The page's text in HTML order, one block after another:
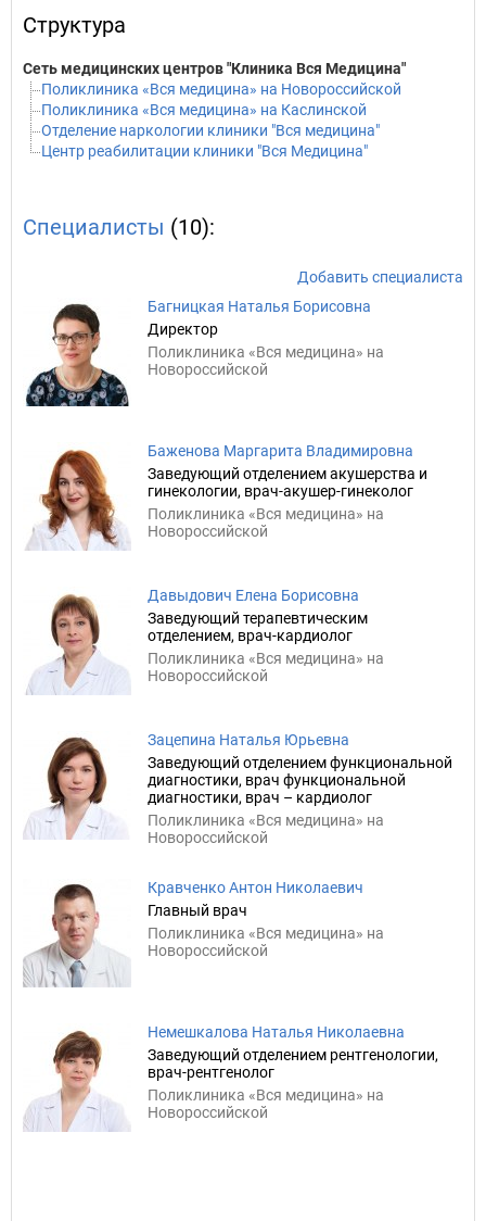
Структура
Сеть медицинских центров "Клиника Вся Медицина"
Поликлиника «Вся медицина» на Новороссийской
Поликлиника «Вся медицина» на Каслинской
Отделение наркологии клиники "Вся медицина"
Центр реабилитации клиники "Вся Медицина"
Специалисты (10):
Добавить специалиста
Багницкая Наталья Борисовна
Директор
Поликлиника «Вся медицина» на
Новороссийской
Баженова Маргарита Владимировна
Заведующий отделением акушерства и
гинекологии, врач-акушер-гинеколог
Поликлиника «Вся медицина» на
Новороссийской
Давыдович Елена Борисовна
Заведующий терапевтическим
отделением, врач-кардиолог
Поликлиника «Вся медицина» на
Новороссийской
Зацепина Наталья Юрьевна
Заведующий отделением функциональной
диагностики, врач функциональной
диагностики, врач – кардиолог
Поликлиника «Вся медицина» на
Новороссийской
Кравченко Антон Николаевич
Главный врач
Поликлиника «Вся медицина» на
Новороссийской
Немешкалова Наталья Николаевна
Заведующий отделением рентгенологии,
врач-рентгенолог
Поликлиника «Вся медицина» на
Новороссийской